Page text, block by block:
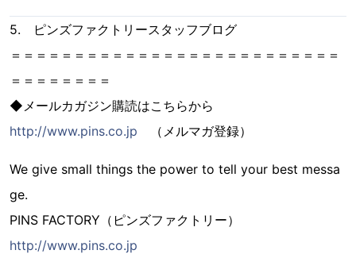
5. ピンズファクトリースタッフブログ
＝＝＝＝＝＝＝＝＝＝＝＝＝＝＝＝＝＝＝＝＝＝＝＝＝＝
＝＝＝＝＝＝＝＝
◆メールカガジン購読はこちらから
http://www.pins.co.jp （メルマガ登録）
We give small things the power to tell your best messa
ge.
PINS FACTORY（ピンズファクトリー）
http://www.pins.co.jp